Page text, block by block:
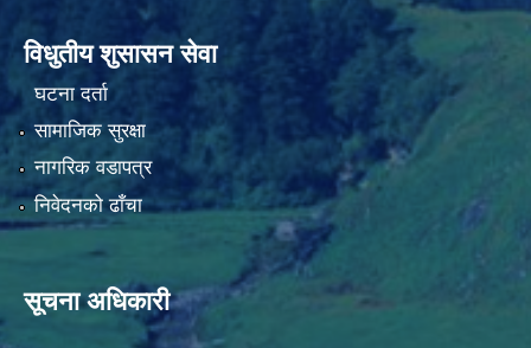
विधुतीय शुसासन सेवा
घटना दर्ता
सामाजिक सुरक्षा
नागरिक वडापत्र
निवेदनको ढाँचा
सूचना अधिकारी